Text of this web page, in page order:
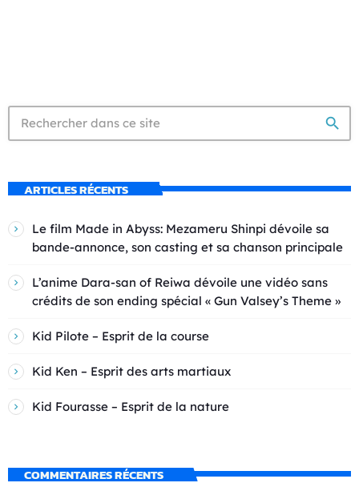
search
ARTICLES RÉCENTS
Le film Made in Abyss: Mezameru Shinpi dévoile sa
bande-annonce, son casting et sa chanson principale
L’anime Dara-san of Reiwa dévoile une vidéo sans
crédits de son ending spécial « Gun Valsey’s Theme »
Kid Pilote – Esprit de la course
Kid Ken – Esprit des arts martiaux
Kid Fourasse – Esprit de la nature
COMMENTAIRES RÉCENTS